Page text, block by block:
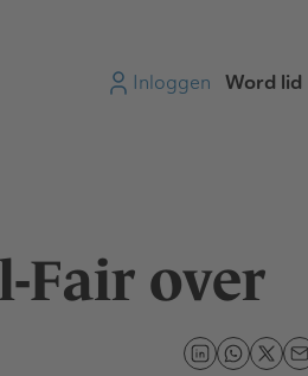
Inloggen Word lid
Fair over